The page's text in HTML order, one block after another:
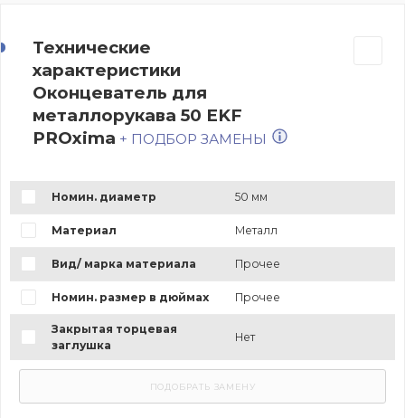
Технические
характеристики
Оконцеватель для
металлорукава 50 EKF
PROxima + ПОДБОР ЗАМЕНЫ
Номин. диаметр 50 мм
Материал Металл
Вид/ марка материала Прочее
Номин. размер в дюймах Прочее
Закрытая торцевая
заглушка
Нет